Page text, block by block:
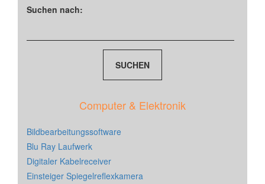
Suchen nach:
Computer & Elektronik
Bildbearbeitungssoftware
Blu Ray Laufwerk
Digitaler Kabelreceiver
Einsteiger Spiegelreflexkamera